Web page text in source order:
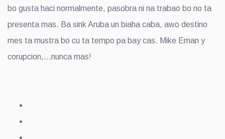
bo gusta haci normalmente, pasobra ni na trabao bo no ta
presenta mas. Ba sink Aruba un biaha caba, awo destino
mes ta mustra bo cu ta tempo pa bay cas. Mike Eman y
corupcion,…nunca mas!